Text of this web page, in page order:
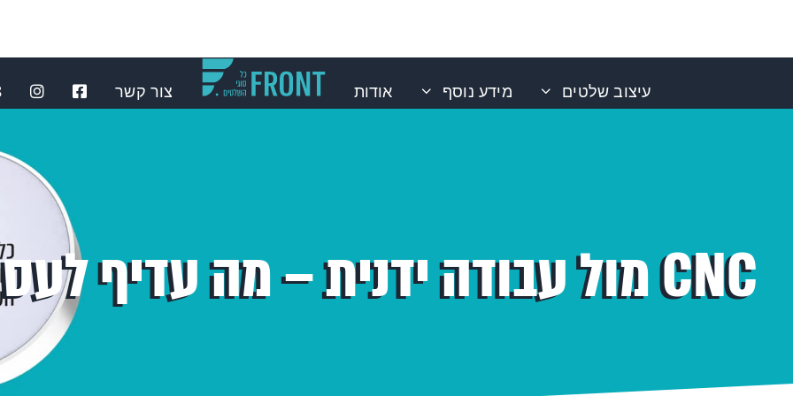
עיצוב שלטים מידע נוסף אודות צור קשר
CNC מול עבודה ידנית – מה עדיף לעסק קטן?